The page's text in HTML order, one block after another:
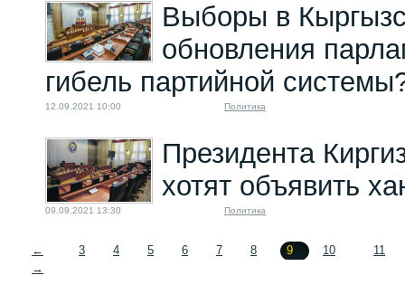
Выборы в
обновления
гибель партийной
12.09.2021 10:00 Политика
Президента
хотят объявить
09.09.2021 13:30 Политика
← 3 4 5 6 7 8 9 10
11
→